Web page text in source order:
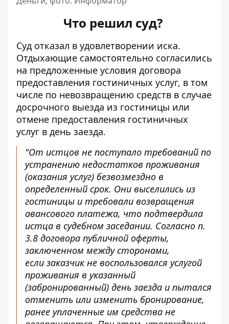
Что решил суд?
Суд отказал в удовлетворении иска.
Отдыхающие самостоятельно согласились
на предложенные условия договора
предоставления гостиничных услуг, в том
числе по невозвращению средств в случае
досрочного выезда из гостиницы или
отмене предоставления гостиничных
услуг в день заезда.
"От истцов не поступало требований по
устранению недостатков проживания
(оказания услуг) безвозмездно в
определенный срок. Они выселились из
гостиницы и требовали возвращения
авансового платежа, что подтвердила
истца в судебном заседании. Согласно п.
3.8 договора публичной оферты,
заключенном между сторонами,
если заказчик не воспользовался услугой
проживания в указанный
(забронированный) день заезда и пытался
отменить или изменить бронирование,
ранее уплаченные им средства не